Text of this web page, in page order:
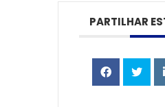
PARTILHAR